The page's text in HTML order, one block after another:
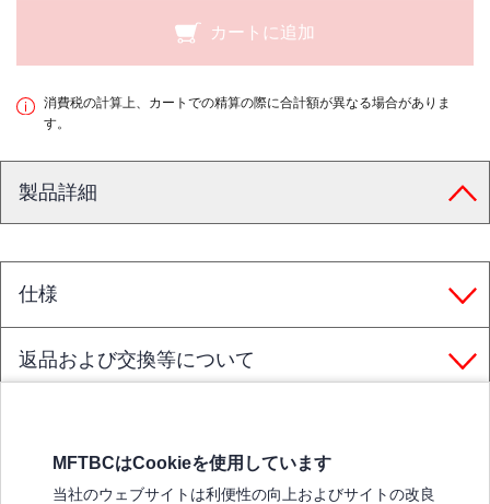
カートに追加
消費税の計算上、カートでの精算の際に合計額が異なる場合がありま
す。
製品詳細
仕様
返品および交換等について
MFTBCはCookieを使用しています
当社のウェブサイトは利便性の向上およびサイトの改良